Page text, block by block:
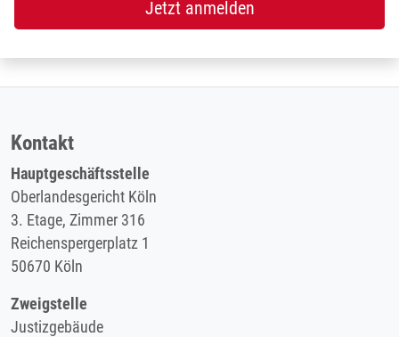
Jetzt anmelden
Kontakt
Hauptgeschäftsstelle
Oberlandesgericht Köln
3. Etage, Zimmer 316
Reichenspergerplatz 1
50670 Köln
Zweigstelle
Justizgebäude